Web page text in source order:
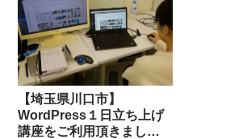
【埼玉県川口市】
WordPress１日立ち上げ
講座をご利用頂きました